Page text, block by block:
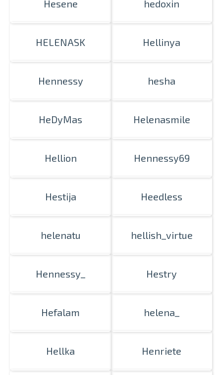
Hesene hedoxin
HELENASK Hellinya
Hennessy hesha
HeDyMas Helenasmile
Hellion Hennessy69
Hestija Heedless
helenatu hellish_virtue
Hennessy_ Hestry
Hefalam helena_
Hellka Henriete